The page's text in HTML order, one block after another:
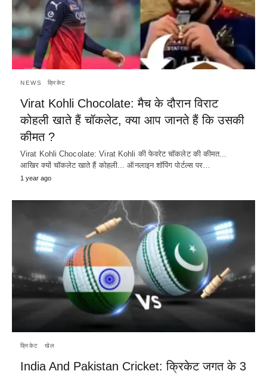
NEWS क्रिकेट
Virat Kohli Chocolate: मैच के दौरान विराट
कोहली खाते हैं चॉकलेट, क्या आप जानते हैं कि उसकी
कीमत ?
Virat Kohli Chocolate: Virat Kohli की फेवरेट चॉकलेट की कीमत...
आखिर क्यों चॉकलेट खाते हैं कोहली... ऑनलाइन शॉपिंग पोर्टल्स पर…
1 year ago
क्रिकेट खेल
India And Pakistan Cricket: क्रिकेट जगत के 3